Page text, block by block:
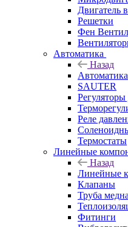
Двигатель
Решетки
Фен
Автоматика
Назад
Автоматика
SAUTER
Регуляторы
Реле
Термостаты
Линейные
Назад
Линейные
Клапаны
Труба
Фитинги